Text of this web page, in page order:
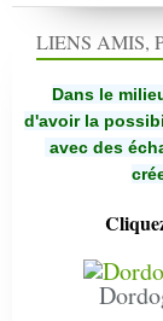
LIENS AMIS,
Dans le
d'avoir la
avec des